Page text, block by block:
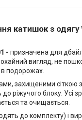
катишок з одягу
- призначена для
вигляд, не
подорожах.
захищеними сіткою з
ріжучого блоку. Усі
та очищається.
до комплекту) і